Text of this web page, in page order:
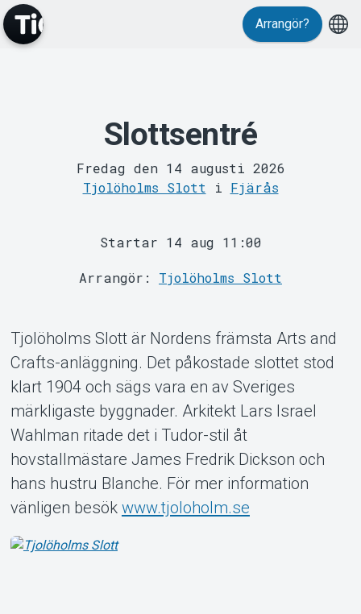
MyTickster
Om Tickster
Arrangör?
Slottsentré
Fredag den 14 augusti 2026
Tjolöholms Slott i Fjärås
Startar 14 aug 11:00
Arrangör: Tjolöholms Slott
Tjolöholms Slott är Nordens främsta Arts and
Crafts-anläggning. Det påkostade slottet stod
klart 1904 och sägs vara en av Sveriges
märkligaste byggnader. Arkitekt Lars Israel
Wahlman ritade det i Tudor-stil åt
hovstallmästare James Fredrik Dickson och
hans hustru Blanche. För mer information
vänligen besök www.tjoloholm.se